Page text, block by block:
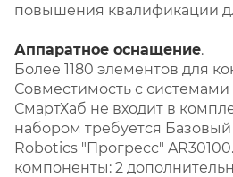
повышения квалификации
Аппаратное оснащение.
Более 1180 элементов для
Совместимость с системами
СмартХаб не входит в
набором требуется
Robotics "Прогресс"
компоненты: 2